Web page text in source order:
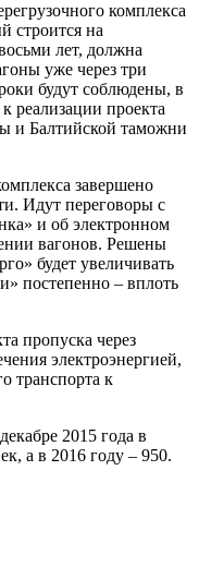
комплекса
строится на
лет, должна
уже через три
будут соблюдены, в
реализации проекта
и Балтийской таможни
завершено
Идут переговоры с
и об электронном
вагонов. Решены
будет увеличивать
постепенно – вплоть
пропуска через
электроэнергией,
транспорта к
2015 года в
а в 2016 году – 950.